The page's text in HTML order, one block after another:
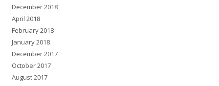
December 2018
April 2018
February 2018
January 2018
December 2017
October 2017
August 2017